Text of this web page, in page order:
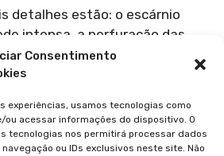
Consentimento
experiências, usamos tecnologias como
ou acessar informações do dispositivo. O
tecnologias nos permitirá processar dados
ou IDs exclusivos neste site. Não
detalhes estão: o escárnio
intensa, a perfuração das
o sorteio das vestes, todos
da crucificação nos
apenas de sofrimento?